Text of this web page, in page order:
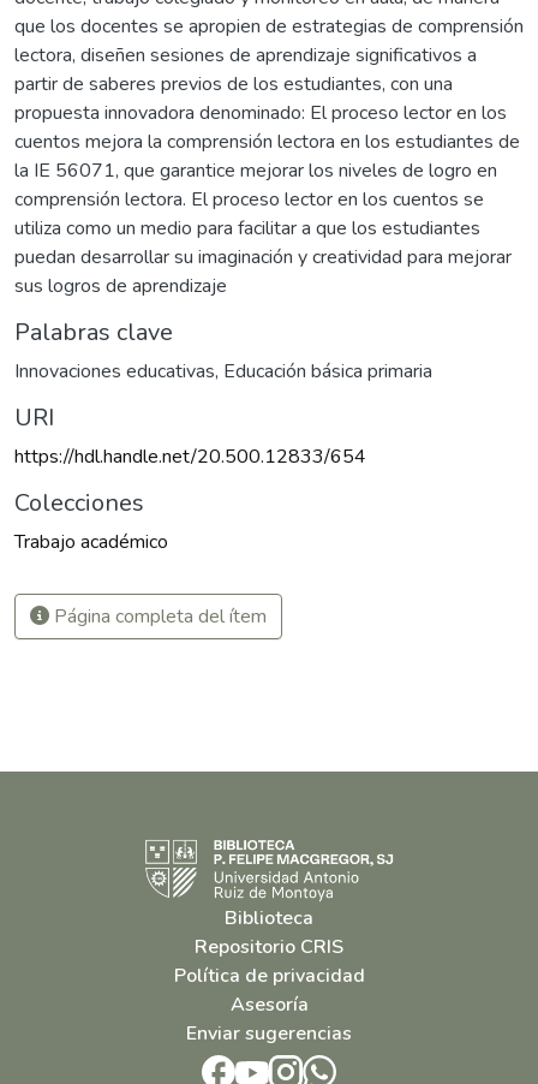
que los docentes se apropien de estrategias de comprensión
lectora, diseñen sesiones de aprendizaje significativos a
partir de saberes previos de los estudiantes, con una
propuesta innovadora denominado: El proceso lector en los
cuentos mejora la comprensión lectora en los estudiantes de
la IE 56071, que garantice mejorar los niveles de logro en
comprensión lectora. El proceso lector en los cuentos se
utiliza como un medio para facilitar a que los estudiantes
puedan desarrollar su imaginación y creatividad para mejorar
sus logros de aprendizaje
Palabras clave
Innovaciones educativas, Educación básica primaria
URI
https://hdl.handle.net/20.500.12833/654
Colecciones
Trabajo académico
Página completa del ítem
Biblioteca
Repositorio CRIS
Política de privacidad
Asesoría
Enviar sugerencias